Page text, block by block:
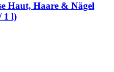
Haut, Haare & Nägel
1 l)